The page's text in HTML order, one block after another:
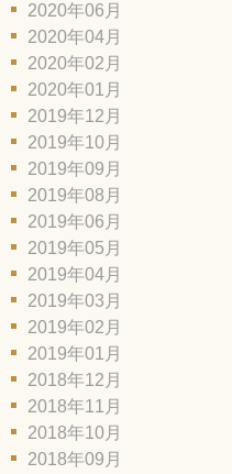
2020年06月
2020年04月
2020年02月
2020年01月
2019年12月
2019年10月
2019年09月
2019年08月
2019年06月
2019年05月
2019年04月
2019年03月
2019年02月
2019年01月
2018年12月
2018年11月
2018年10月
2018年09月